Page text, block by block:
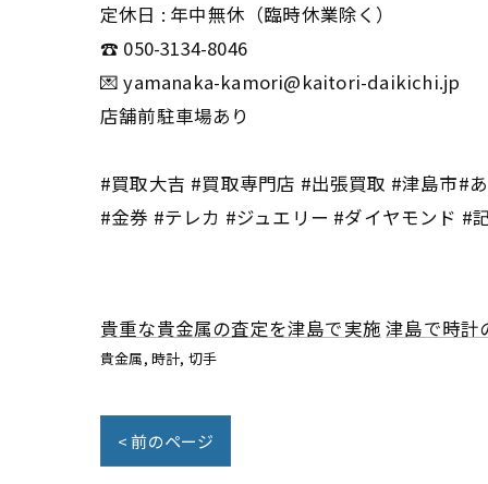
定休日 : 年中無休（臨時休業除く）
☎️ 050-3134-8046
💌 yamanaka-kamori@kaitori-daikichi.jp
店舗前駐車場あり
#買取大吉 #買取専門店 #出張買取 #津島市#
#金券 #テレカ #ジュエリー #ダイヤモンド #
貴重な貴金属の査定を津島で実施 津島で時計
貴金属 時計 切手
< 前のページ